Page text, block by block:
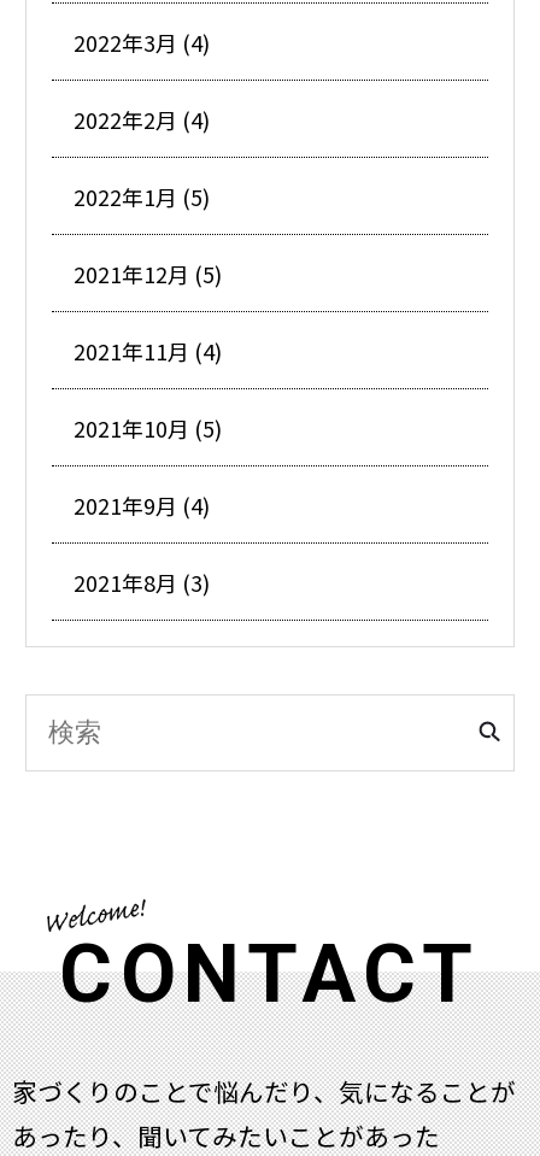
2022年3月 (4)
2022年2月 (4)
2022年1月 (5)
2021年12月 (5)
2021年11月 (4)
2021年10月 (5)
2021年9月 (4)
2021年8月 (3)
CONTACT
家づくりのことで悩んだり、気になることが
あったり、聞いてみたいことがあった